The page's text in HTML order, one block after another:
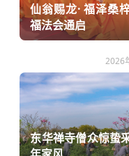
仙翁赐龙· 福泽桑
福法会通启
2026
东华禅寺僧众惊蛰